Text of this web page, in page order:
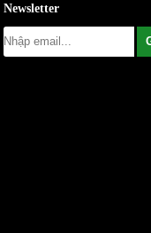
Newsletter